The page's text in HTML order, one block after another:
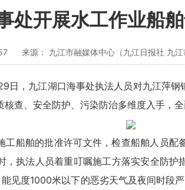
处开展水工作业船
来源： 九江市融媒体中心（九江日报社 九
日，九江湖口海事处执法人员对九江萍
查、安全防护、污染防治多维度入手，全
工船舶的批准许可文件，检查船舶人员配
，执法人员着重叮嘱施工方落实安全防护
见度1000米以下的恶劣天气及夜间时段